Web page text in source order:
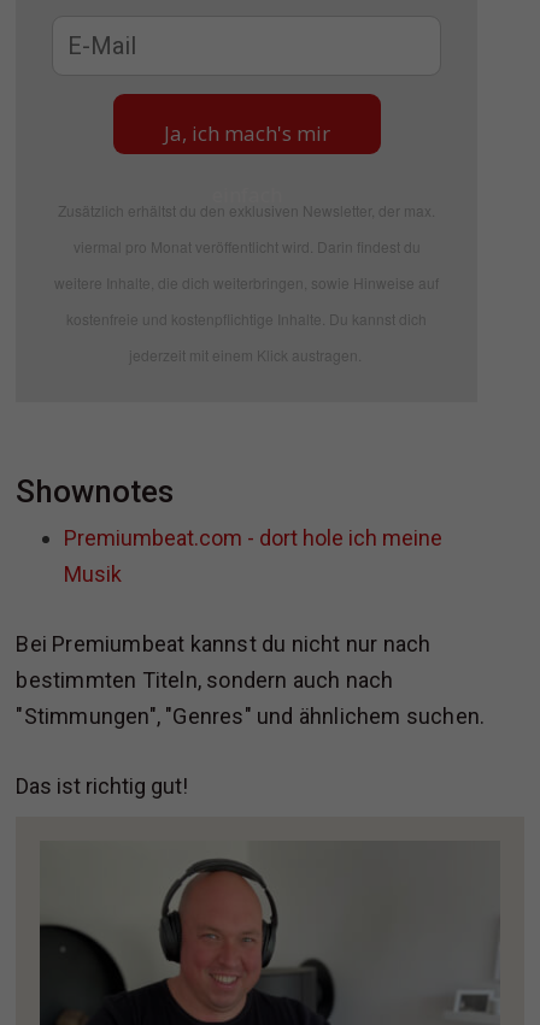
Ja, ich mach's mir
Zusätzlich erhältst du den exklusiven Newsletter, der max.
viermal pro Monat veröffentlicht wird. Darin findest du
weitere Inhalte, die dich weiterbringen, sowie Hinweise auf
kostenfreie und kostenpflichtige Inhalte. Du kannst dich
jederzeit mit einem Klick austragen.
Shownotes
Premiumbeat.com - dort hole ich meine
Musik
Bei Premiumbeat kannst du nicht nur nach
bestimmten Titeln, sondern auch nach
"Stimmungen", "Genres" und ähnlichem suchen.
Das ist richtig gut!